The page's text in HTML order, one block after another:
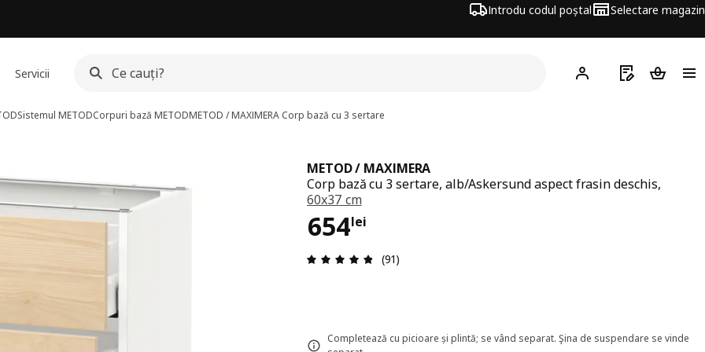
Introdu codul poștal Selectare magazin
Servicii Hej! Autentifică-te
Listă deCoșul de
Sistemul METODCorpuri bază METODMETOD / MAXIMERA Corp bază cu 3 sertare
METOD / MAXIMERA
Corp bază cu 3 sertare, alb/Askersund aspect frasin deschis,
60x37 cm
654lei
Preț 654lei
Prezentare generală: 4.8 din 5 stele Total recenzii: 91
(91)
Completează cu picioare și plintă; se vând separat. Şina de suspendare se vinde